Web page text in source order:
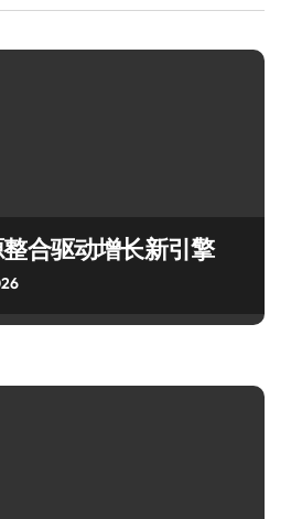
合驱动增长新引擎